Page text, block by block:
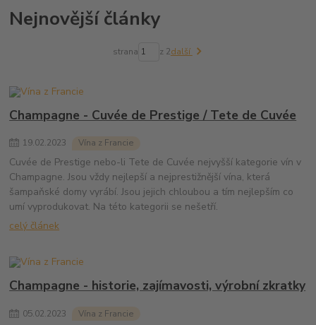
Nejnovější články
strana z 2další
Champagne - Cuvée de Prestige / Tete de Cuvée
19.02.2023 Vína z Francie
Cuvée de Prestige nebo-li Tete de Cuvée nejvyšší kategorie vín v
Champagne. Jsou vždy nejlepší a nejprestižnější vína, která
šampaňské domy vyrábí. Jsou jejich chloubou a tím nejlepším co
umí vyprodukovat. Na této kategorii se nešetří.
celý článek
Champagne - historie, zajímavosti, výrobní zkratky
05.02.2023 Vína z Francie